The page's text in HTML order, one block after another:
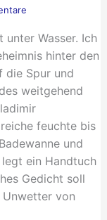
Wasser. Ich
hinter den
die Spur und
weitgehend
feuchte bis
und
ein Handtuch
Gedicht soll
von